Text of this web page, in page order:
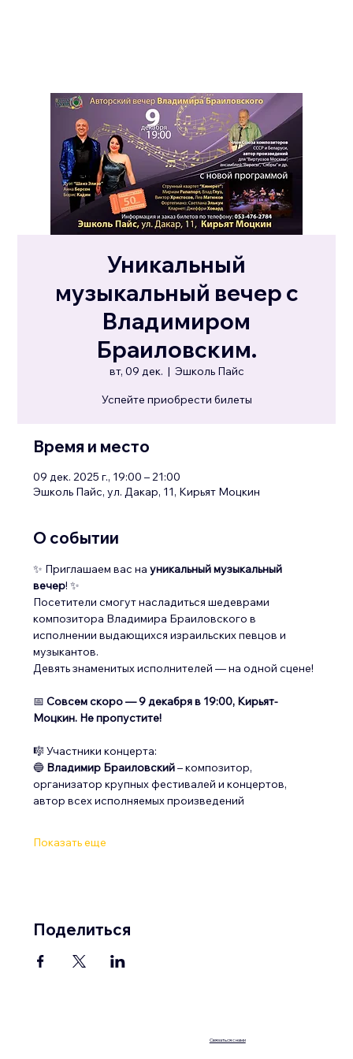
Уникальный
музыкальный вечер с
Владимиром
Браиловским.
вт, 09 дек.
  |
Эшколь Пайс
Успейте приобрести билеты
Время и место
09 дек. 2025 г., 19:00 – 21:00
Эшколь Пайс, ул. Дакар, 11, Кирьят Моцкин
О событии
✨ Приглашаем вас на уникальный музыкальный
вечер! ✨
Посетители смогут насладиться шедеврами
композитора Владимира Браиловского в
исполнении выдающихся израильских певцов и
музыкантов.
Девять знаменитых исполнителей — на одной сцене!
📅 Совсем скоро — 9 декабря в 19:00, Кирьят-
Моцкин. Не пропустите!
🎼 Участники концерта:
🔵 Владимир Браиловский – композитор,
организатор крупных фестивалей и концертов,
автор всех исполняемых произведений
Показать еще
Поделиться
Связаться с нами